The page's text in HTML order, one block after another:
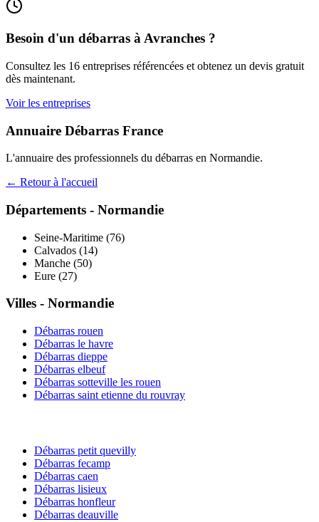
Besoin d'un débarras à Avranches ?
Consultez les 16 entreprises référencées et obtenez un devis gratuit
dès maintenant.
Voir les entreprises
Annuaire Débarras France
L'annuaire des professionnels du débarras en Normandie.
← Retour à l'accueil
Départements - Normandie
Seine-Maritime (76)
Calvados (14)
Manche (50)
Eure (27)
Villes - Normandie
Débarras rouen
Débarras le havre
Débarras dieppe
Débarras elbeuf
Débarras sotteville les rouen
Débarras saint etienne du rouvray
Débarras petit quevilly
Débarras fecamp
Débarras caen
Débarras lisieux
Débarras honfleur
Débarras deauville